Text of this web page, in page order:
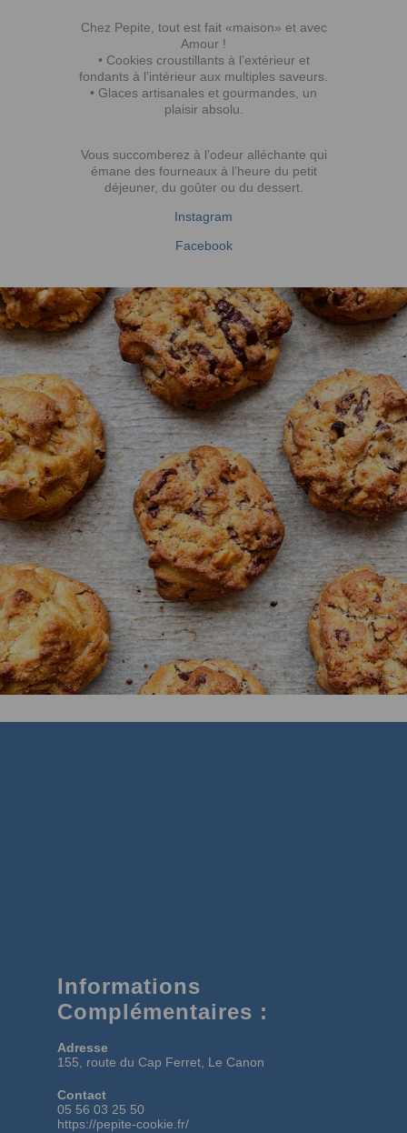
Chez Pepite, tout est fait «maison» et avec
Amour !
• Cookies croustillants à l’extérieur et
fondants à l’intérieur aux multiples saveurs.
• Glaces artisanales et gourmandes, un
plaisir absolu.
Vous succomberez à l’odeur alléchante qui
émane des fourneaux à l’heure du petit
déjeuner, du goûter ou du dessert.
Instagram
Facebook
Informations
Complémentaires :
Adresse
155, route du Cap Ferret, Le Canon
Contact
05 56 03 25 50
https://pepite-cookie.fr/